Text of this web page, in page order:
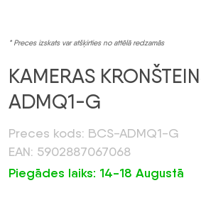
* Preces izskats var atšķirties no attēlā redzamās
KAMERAS
ADMQ1-G
Preces kods: BCS-ADMQ1-G
EAN: 5902887067068
Piegādes laiks: 14-18 Augustā